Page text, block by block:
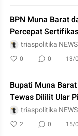
BPN Muna Barat
Percepat
triaspolitika NEWS
0 0 13/
Bupati Muna
Tewas Dililit Ular
triaspolitika NEWS
2 0 15/